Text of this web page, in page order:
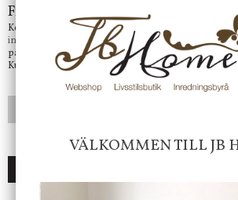
Frågor?
Kontakta oss på
info@jbhome.se
Vi svarar
på mail så fort vi kan.
Kundtjänst telefontid öppet vardagar mellan 10.00 -
VÄLKOMMEN TILL JB